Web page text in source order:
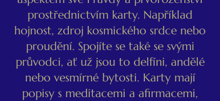
prostřednictvím karty. Například
hojnost, zdroj kosmického srdce nebo
proudění. Spojíte se také se svými
průvodci, ať už jsou to delfíni, andělé
nebo vesmírné bytosti. Karty mají
popisy s meditacemi a afirmacemi,